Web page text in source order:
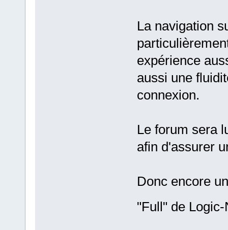
La navigation
expérience
aussi une
connexion.
Le forum sera
afin d'assurer
Donc encore
"Full" de